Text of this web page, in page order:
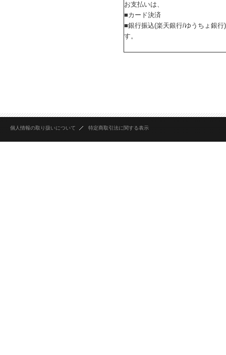
お支払いは、
■カード決済
■銀行振込(楽天銀行/ゆうちょ銀
す。
個人情報の取り扱いについて 特定商取引法に関する表示